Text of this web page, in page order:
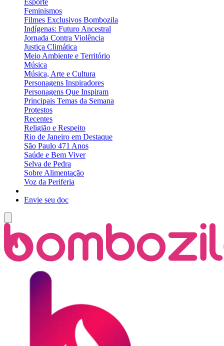
Feminismos
Filmes Exclusivos Bombozila
Indígenas: Futuro Ancestral
Jornada Contra Violência
Justiça Climática
Meio Ambiente e Território
Música
Música, Arte e Cultura
Personagens Inspiradores
Personagens Que Inspiram
Principais Temas da Semana
Protestos
Recentes
Religião e Respeito
Rio de Janeiro em Destaque
São Paulo 471 Anos
Saúde e Bem Viver
Selva de Pedra
Sobre Alimentação
Voz da Periferia
Envie seu doc